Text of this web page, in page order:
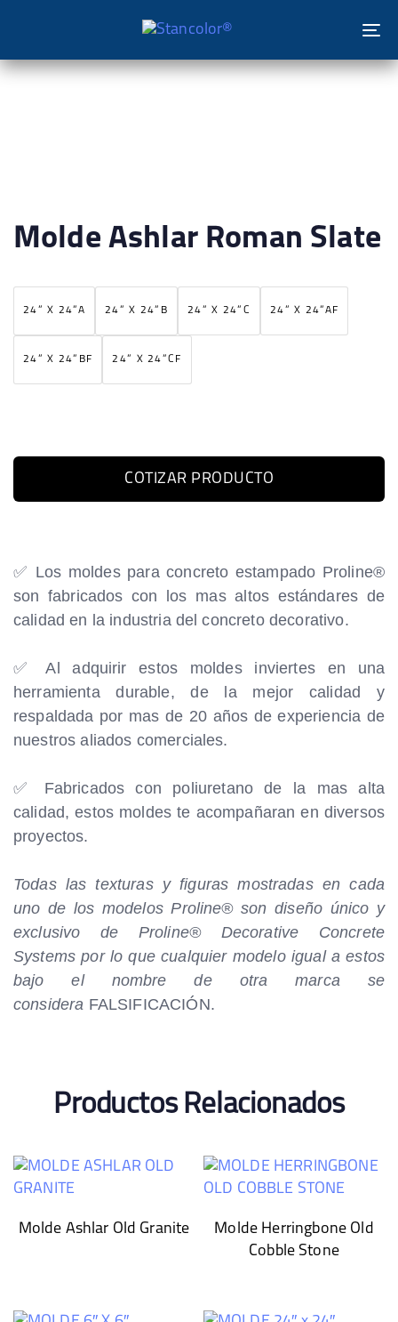
Molde Ashlar Roman Slate
24” X 24”A 24” X 24”B 24” X 24”C 24” X 24”AF
24” X 24”BF 24” X 24”CF
COTIZAR PRODUCTO
✅ Los moldes para concreto estampado Proline®
son fabricados con los mas altos estándares de
calidad en la industria del concreto decorativo.
✅ Al adquirir estos moldes inviertes en una
herramienta durable, de la mejor calidad y
respaldada por mas de 20 años de experiencia de
nuestros aliados comerciales.
✅ Fabricados con poliuretano de la mas alta
calidad, estos moldes te acompañaran en diversos
proyectos.
Todas las texturas y figuras mostradas en cada
uno de los modelos Proline® son diseño único y
exclusivo de Proline® Decorative Concrete
Systems por lo que cualquier modelo igual a estos
bajo el nombre de otra marca se
considera FALSIFICACIÓN.
Productos Relacionados
Molde Ashlar Old Granite
Molde Herringbone Old
Cobble Stone